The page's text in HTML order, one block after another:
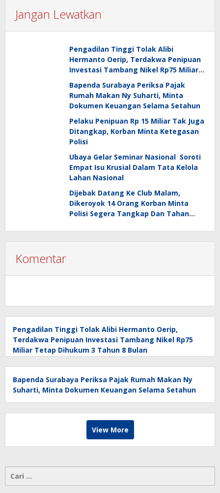
Jangan Lewatkan
Pengadilan Tinggi Tolak Alibi
Hermanto Oerip, Terdakwa Penipuan
Investasi Tambang Nikel Rp75 Miliar
Bapenda Surabaya Periksa Pajak
Rumah Makan Ny Suharti, Minta
Dokumen Keuangan Selama Setahun
Pelaku Penipuan Rp 15 Miliar Tak Juga
Ditangkap, Korban Minta Ketegasan
Polisi
Ubaya Gelar Seminar Nasional Soroti
Empat Isu Krusial Dalam Tata Kelola
Lahan Nasional
Dijebak Datang Ke Club Malam,
Dikeroyok 14 Orang Korban Minta
Polisi Segera Tangkap Dan Tahan
Komentar
Pengadilan Tinggi Tolak Alibi Hermanto Oerip,
Terdakwa Penipuan Investasi Tambang Nikel Rp75
Miliar Tetap Dihukum 3 Tahun 8 Bulan
Bapenda Surabaya Periksa Pajak Rumah Makan Ny
Suharti, Minta Dokumen Keuangan Selama Setahun
View More
untuk: